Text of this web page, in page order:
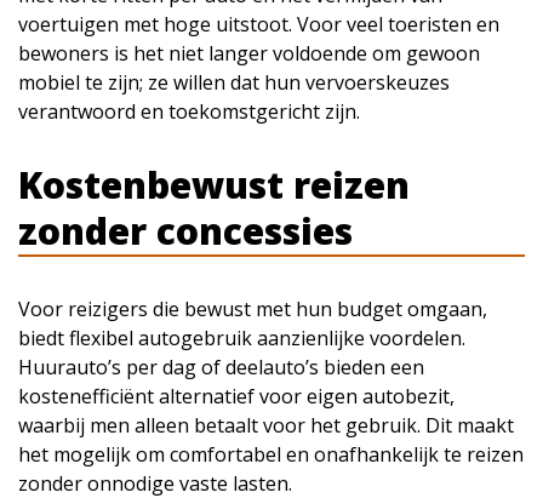
voertuigen met hoge uitstoot. Voor veel toeristen en
bewoners is het niet langer voldoende om gewoon
mobiel te zijn; ze willen dat hun vervoerskeuzes
verantwoord en toekomstgericht zijn.
Kostenbewust reizen
zonder concessies
Voor reizigers die bewust met hun budget omgaan,
biedt flexibel autogebruik aanzienlijke voordelen.
Huurauto’s per dag of deelauto’s bieden een
kostenefficiënt alternatief voor eigen autobezit,
waarbij men alleen betaalt voor het gebruik. Dit maakt
het mogelijk om comfortabel en onafhankelijk te reizen
zonder onnodige vaste lasten.